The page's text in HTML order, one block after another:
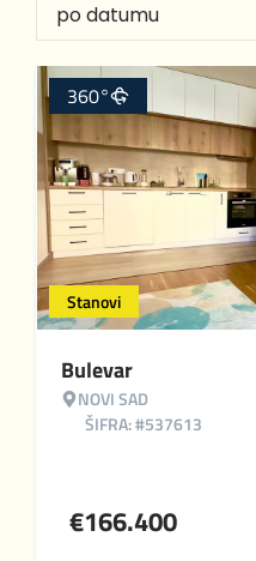
po datumu
Stanovi
360°
Bulevar
NOVI SAD
ŠIFRA: #537613
€166.400